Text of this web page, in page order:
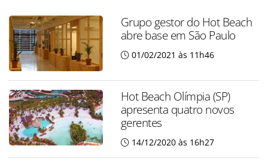
Grupo gestor do Hot Beach
abre base em São Paulo
01/02/2021 às 11h46
Hot Beach Olímpia (SP)
apresenta quatro novos
gerentes
14/12/2020 às 16h27